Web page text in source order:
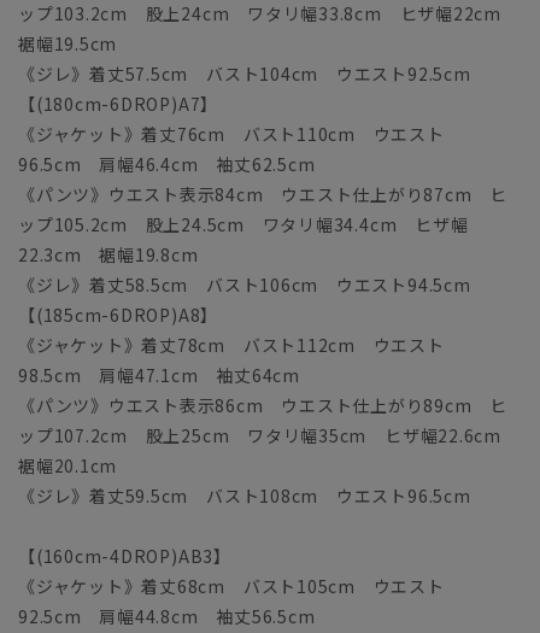
ップ103.2cm 股上24cm ワタリ幅33.8cm ヒザ幅22cm
裾幅19.5cm
《ジレ》着丈57.5cm バスト104cm ウエスト92.5cm
【(180cm-6DROP)A7】
《ジャケット》着丈76cm バスト110cm ウエスト
96.5cm 肩幅46.4cm 袖丈62.5cm
《パンツ》ウエスト表示84cm ウエスト仕上がり87cm ヒ
ップ105.2cm 股上24.5cm ワタリ幅34.4cm ヒザ幅
22.3cm 裾幅19.8cm
《ジレ》着丈58.5cm バスト106cm ウエスト94.5cm
【(185cm-6DROP)A8】
《ジャケット》着丈78cm バスト112cm ウエスト
98.5cm 肩幅47.1cm 袖丈64cm
《パンツ》ウエスト表示86cm ウエスト仕上がり89cm ヒ
ップ107.2cm 股上25cm ワタリ幅35cm ヒザ幅22.6cm
裾幅20.1cm
《ジレ》着丈59.5cm バスト108cm ウエスト96.5cm
【(160cm-4DROP)AB3】
《ジャケット》着丈68cm バスト105cm ウエスト
92.5cm 肩幅44.8cm 袖丈56.5cm